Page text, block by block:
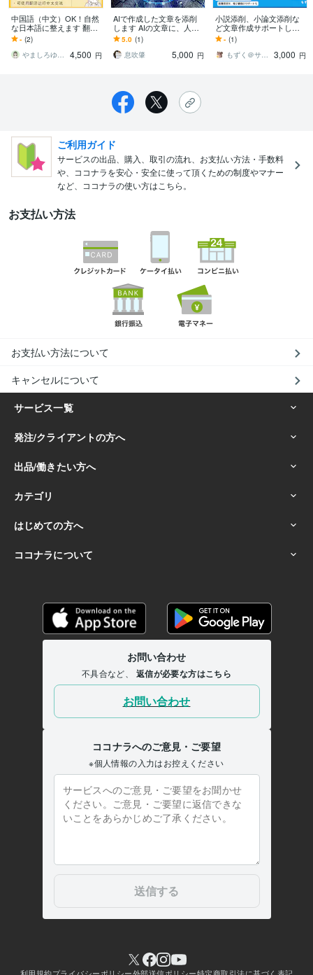
中国語（中文）OK！自然
な日本語に整えます 翻訳
文を自然で読みやすい日
本語に整えます｜可简单
中文交流
- (2)
やましろゆうこ（山城優子）｜現役国語教員
4,500 円
AIで作成した文章を添削
します AIの文章に、人間
らしさ、「熱」「愛」を
加えよう。
5.0 (1)
息吹肇
5,000 円
小説添削、小論文添削な
ど文章作成サポートしま
す 結婚式や飲み会のスピ
ーチなど、文章に関わる
ものはお任せあれ！
- (1)
もずく＠サイドFIRE作家
3,000 円
ご利用ガイド
サービスの出品、購入、取引の流れ、お支払い方法・手数料
や、ココナラを安心・安全に使って頂くための制度やマナー
など、ココナラの使い方はこちら。
お支払い方法
お支払い方法について
キャンセルについて